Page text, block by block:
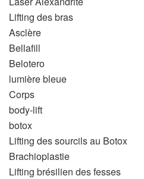
Lifting des bras
Asclère
Bellafill
Belotero
lumière bleue
Corps
body-lift
botox
Lifting des sourcils au Botox
Brachioplastie
Lifting brésilien des fesses